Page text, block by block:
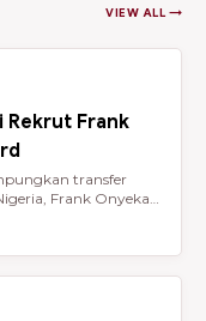
VIEW ALL →
Rekrut Frank
transfer
Frank Onyeka,